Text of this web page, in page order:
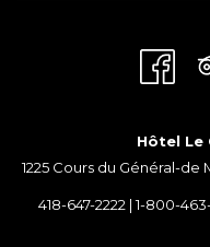
Hôtel Le
1225 Cours du Général-de
418-647-2222 |1-800-